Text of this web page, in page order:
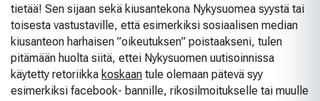
tietää! Sen sijaan sekä kiusantekona Nykysuomea syystä tai
toisesta vastustaville, että esimerkiksi sosiaalisen median
kiusanteon harhaisen ”oikeutuksen” poistaakseni, tulen
pitämään huolta siitä, ettei Nykysuomen uutisoinnissa
käytetty retoriikka koskaan tule olemaan pätevä syy
esimerkiksi facebook- bannille, rikosilmoitukselle tai muulle